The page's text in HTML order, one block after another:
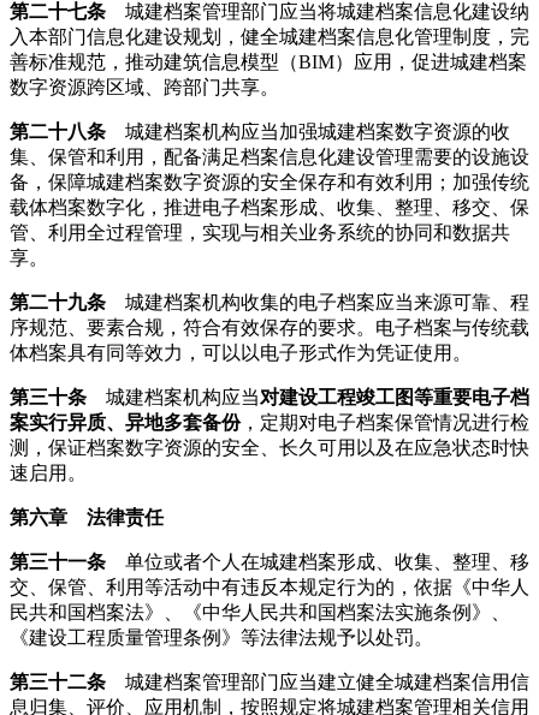
第二十七条 城建档案管理部门应当将城建档案信息化建设纳
入本部门信息化建设规划，健全城建档案信息化管理制度，完
善标准规范，推动建筑信息模型（BIM）应用，促进城建档案
数字资源跨区域、跨部门共享。
第二十八条 城建档案机构应当加强城建档案数字资源的收
集、保管和利用，配备满足档案信息化建设管理需要的设施设
备，保障城建档案数字资源的安全保存和有效利用；加强传统
载体档案数字化，推进电子档案形成、收集、整理、移交、保
管、利用全过程管理，实现与相关业务系统的协同和数据共
享。
第二十九条 城建档案机构收集的电子档案应当来源可靠、程
序规范、要素合规，符合有效保存的要求。电子档案与传统载
体档案具有同等效力，可以以电子形式作为凭证使用。
第三十条 城建档案机构应当对建设工程竣工图等重要电子档
案实行异质、异地多套备份，定期对电子档案保管情况进行检
测，保证档案数字资源的安全、长久可用以及在应急状态时快
速启用。
第六章 法律责任
第三十一条 单位或者个人在城建档案形成、收集、整理、移
交、保管、利用等活动中有违反本规定行为的，依据《中华人
民共和国档案法》、《中华人民共和国档案法实施条例》、
《建设工程质量管理条例》等法律法规予以处罚。
第三十二条 城建档案管理部门应当建立健全城建档案信用信
息归集、评价、应用机制，按照规定将城建档案管理相关信用